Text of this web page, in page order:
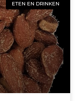
ETEN EN DRINKEN